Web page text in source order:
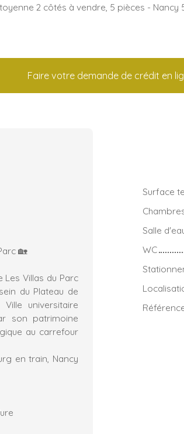
2 côtés à vendre, 5 pièces - Nancy
Faire votre demande de crédit en
🏡
Les Villas du Parc
du Plateau de
universitaire
son patrimoine
au carrefour
en train, Nancy
Surface
Salle
WC